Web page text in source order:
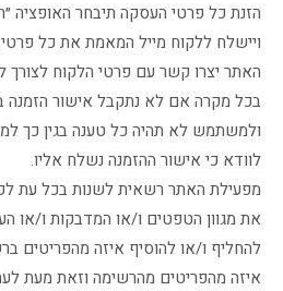
הזנת כל פרטי העסקה תיבחר האופציה
ויישלח ללקוח מייל המאמת את כל
האתר יצרו קשר עם פרטי הלקוח
בכל מקרה אם לא נתקבל אישור הזמנה
ולמשתמש לא תהיה כל טענה בגין כך
לוודא כי אישור ההזמנה נשלח אליו.
מפעילת האתר רשאית לשנות בכל עת
את מגוון הטפטים ו/או המדבקות ו/או
להחליף ו/או להוסיף איזה מהפריטים
איזה מהפריטים מהרשימה וזאת מעת